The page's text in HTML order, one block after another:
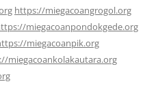
https://miegacoangrogol.org
miegacoanpondokgede.org
miegacoanpik.org
miegacoankolakautara.org